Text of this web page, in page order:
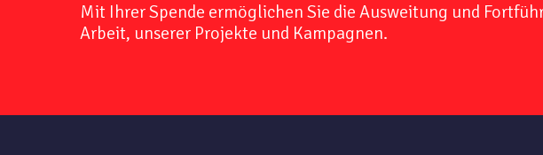
Mit Ihrer Spende ermöglichen Sie die Ausweitung und
Arbeit, unserer Projekte und Kampagnen.